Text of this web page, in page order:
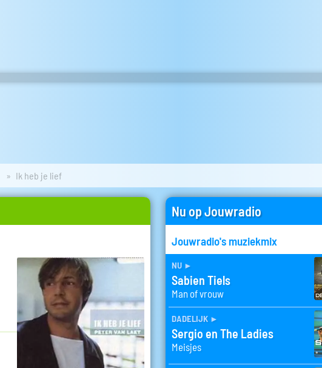
Ik heb je lief
Nu op Jouwradio
Jouwradio's muziekmix
nu ►
Sabien Tiels
Man of vrouw
dadelijk ►
Sergio en The Ladies
Meisjes